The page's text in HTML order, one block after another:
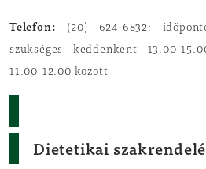
Telefon:
(20) 624-6832;
szükséges keddenként 13.00-
11.00-12.00 között
Dietetikai